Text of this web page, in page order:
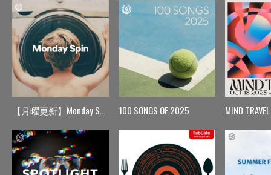
【月曜更新】Monday Spin 100 SONGS OF 2025 MIND TRAVEL